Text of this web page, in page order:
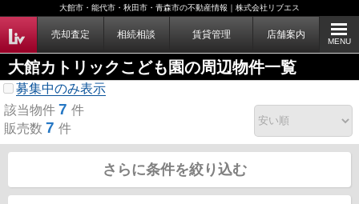
大館市・能代市・秋田市・青森市の不動産情報｜株式会社リブエス
売却査定 相続相談 賃貸管理 店舗案内
MENU
大館カトリックこども園の周辺物件一覧
募集中のみ表示
該当物件 7 件
販売数 7 件
さらに条件を絞り込む